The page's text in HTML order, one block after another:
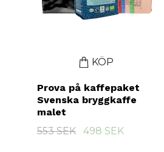
KÖP
Prova på kaffepaket
Svenska bryggkaffe
malet
553 SEK
498 SEK